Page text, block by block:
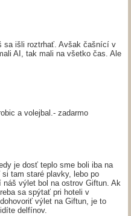
sa išli roztrhať. Avšak čašnící v
AI, tak mali na všetko čas. Ale
a volejbal.- zadarmo
je dosť teplo sme boli iba na
tam staré plavky, lebo po
náš výlet bol na ostrov Giftun. Ak
sa spýtať pri hoteli v
výlet na Giftun, je to
delfínov.